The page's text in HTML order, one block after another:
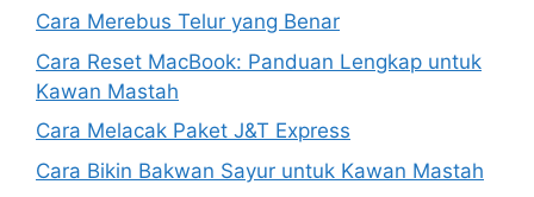
Cara Merebus Telur yang Benar
Cara Reset MacBook: Panduan Lengkap untuk
Kawan Mastah
Cara Melacak Paket J&T Express
Cara Bikin Bakwan Sayur untuk Kawan Mastah